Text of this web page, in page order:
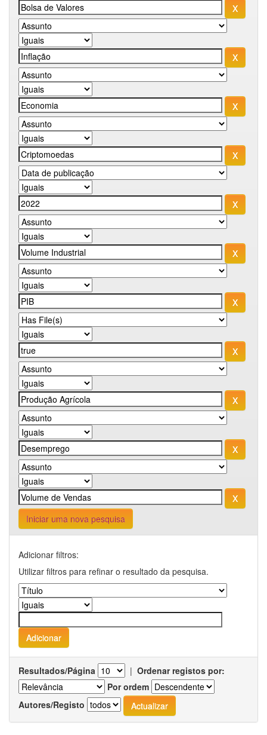
Iniciar uma nova pesquisa
Adicionar filtros:
Utilizar filtros para refinar o resultado da pesquisa.
Resultados/Página | Ordenar registos por:
Por ordem
Autores/Registo